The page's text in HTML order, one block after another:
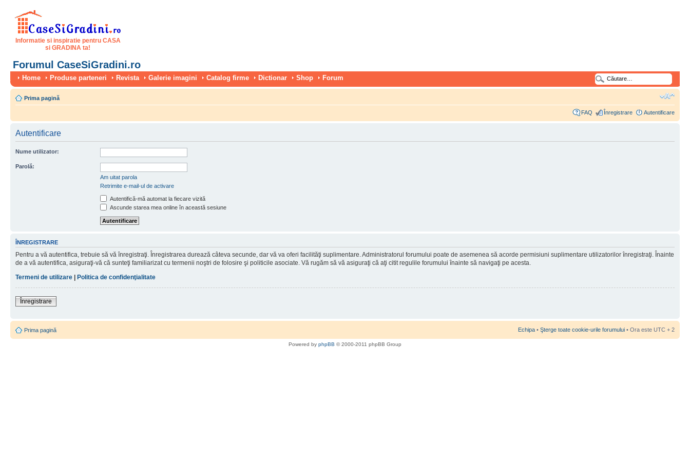
Informatie si inspiratie pentru CASA
si GRADINA ta!
Forumul CaseSiGradini.ro
Home Produse parteneri Revista Galerie imagini Catalog firme Dictionar Shop Forum
Prima pagină
FAQ Înregistrare Autentificare
Autentificare
Nume utilizator:
Parolă:
Am uitat parola
Retrimite e-mail-ul de activare
Autentifică-mă automat la fiecare vizită
Ascunde starea mea online în această sesiune
ÎNREGISTRARE
Pentru a vă autentifica, trebuie să vă înregistraţi. Înregistrarea durează câteva secunde, dar vă va oferi facilităţi suplimentare. Administratorul forumului poate de asemenea să acorde permisiuni suplimentare utilizatorilor înregistraţi. Înainte
de a vă autentifica, asiguraţi-vă că sunteţi familiarizat cu termenii noştri de folosire şi politicile asociate. Vă rugăm să vă asiguraţi că aţi citit regulile forumului înainte să navigaţi pe acesta.
Termeni de utilizare | Politica de confidenţialitate
Înregistrare
Prima pagină Echipa • Şterge toate cookie-urile forumului • Ora este UTC + 2
Powered by phpBB © 2000-2011 phpBB Group